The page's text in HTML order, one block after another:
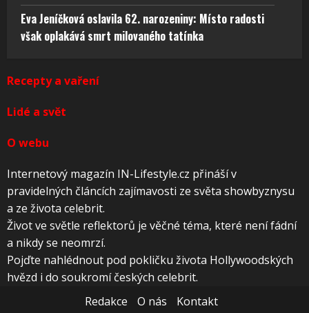
Eva Jeníčková oslavila 62. narozeniny: Místo radosti
však oplakává smrt milovaného tatínka
Recepty a vaření
Lidé a svět
O webu
Internetový magazín IN-Lifestyle.cz přináší v
pravidelných článcích zajímavosti ze světa showbyznysu
a ze života celebrit.
Život ve světle reflektorů je věčné téma, které není fádní
a nikdy se neomrzí.
Pojďte nahlédnout pod pokličku života Hollywoodských
hvězd i do soukromí českých celebrit.
Redakce
O nás
Kontakt